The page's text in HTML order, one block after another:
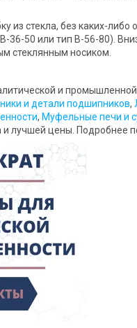
стекла, без каких-либо
36-50 или тип В-56-80).
стеклянным носиком.
и промышленной
и детали подшипников,
, Муфельные печи и
и лучшей цены. Подробнее